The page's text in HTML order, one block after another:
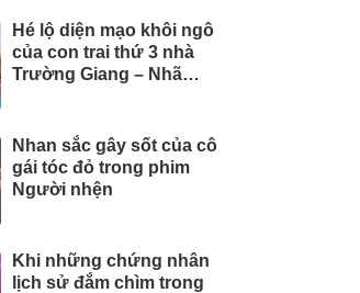
Hé lộ diện mạo khôi ngô
của con trai thứ 3 nhà
Trường Giang – Nhã
Nhan sắc gây sốt của cô
gái tóc đỏ trong phim
Người nhện
Khi những chứng nhân
lịch sử đắm chìm trong